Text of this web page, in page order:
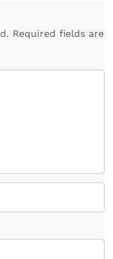
Required fields are